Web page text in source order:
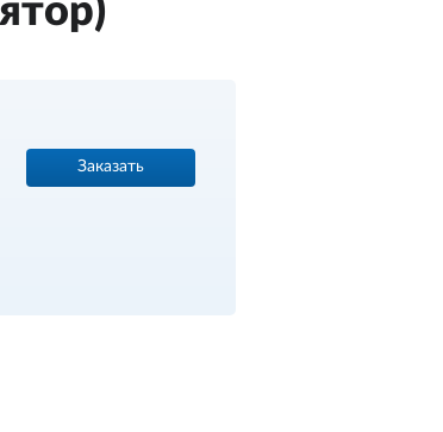
Заказать